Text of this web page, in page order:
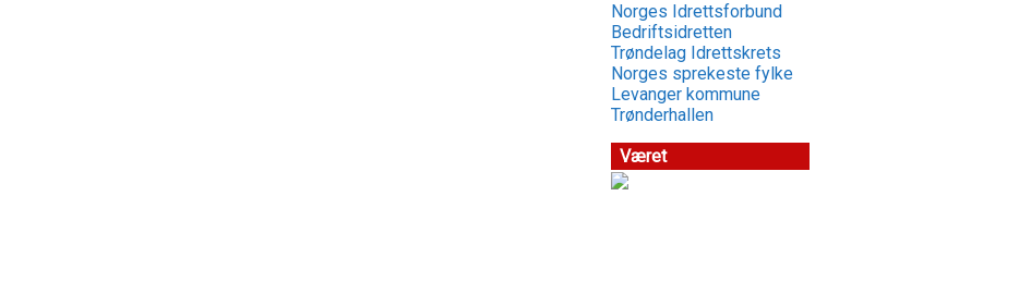
Norges Idrettsforbund
Bedriftsidretten
Trøndelag Idrettskrets
Norges sprekeste fylke
Levanger kommune
Trønderhallen
Været